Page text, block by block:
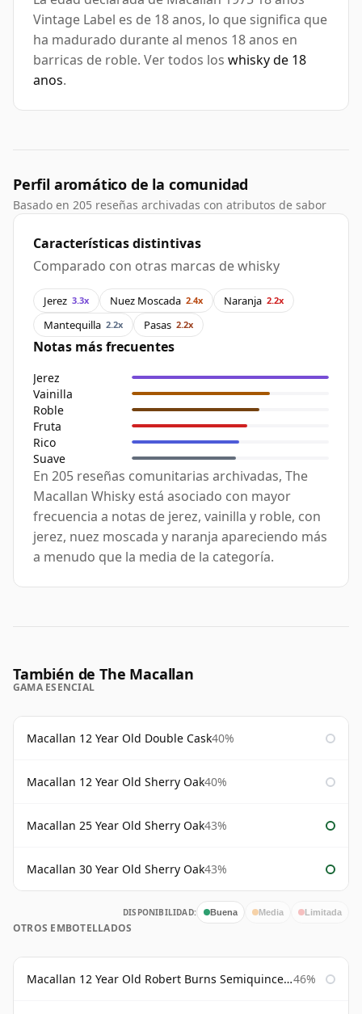
Vintage Label es de 18 anos, lo que significa que
ha madurado durante al menos 18 anos en
barricas de roble. Ver todos los whisky de 18
anos.
Perfil aromático de la comunidad
Basado en 205 reseñas archivadas con atributos de sabor
Características distintivas
Comparado con otras marcas de whisky
Jerez 3.3x Nuez Moscada 2.4x Naranja 2.2x
Mantequilla 2.2x Pasas 2.2x
Notas más frecuentes
Jerez
Vainilla
Roble
Fruta
Rico
Suave
En 205 reseñas comunitarias archivadas, The
Macallan Whisky está asociado con mayor
frecuencia a notas de jerez, vainilla y roble, con
jerez, nuez moscada y naranja apareciendo más
a menudo que la media de la categoría.
También de The Macallan
GAMA ESENCIAL
Macallan 12 Year Old Double Cask40%
Macallan 12 Year Old Sherry Oak40%
Macallan 25 Year Old Sherry Oak43%
Macallan 30 Year Old Sherry Oak43%
DISPONIBILIDAD: Buena Media Limitada
OTROS EMBOTELLADOS
Macallan 12 Year Old Robert Burns Semiquincentenary 46%